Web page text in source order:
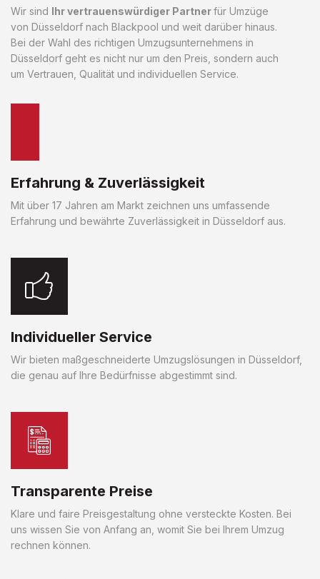
Wir sind Ihr vertrauenswürdiger Partnerfür Umzüge
von Düsseldorf nach Blackpool und weit darüber hinaus.
Bei der Wahl des richtigen Umzugsunternehmens in
Düsseldorf geht es nicht nur um den Preis, sondern auch
um Vertrauen, Qualität und individuellen Service.
Erfahrung & Zuverlässigkeit
Mit über 17 Jahren am Markt zeichnen uns umfassende
Erfahrung und bewährte Zuverlässigkeit in Düsseldorf aus.
Individueller Service
Wir bieten maßgeschneiderte Umzugslösungen in Düsseldorf,
die genau auf Ihre Bedürfnisse abgestimmt sind.
Transparente Preise
Klare und faire Preisgestaltung ohne versteckte Kosten. Bei
uns wissen Sie von Anfang an, womit Sie bei Ihrem Umzug
rechnen können.